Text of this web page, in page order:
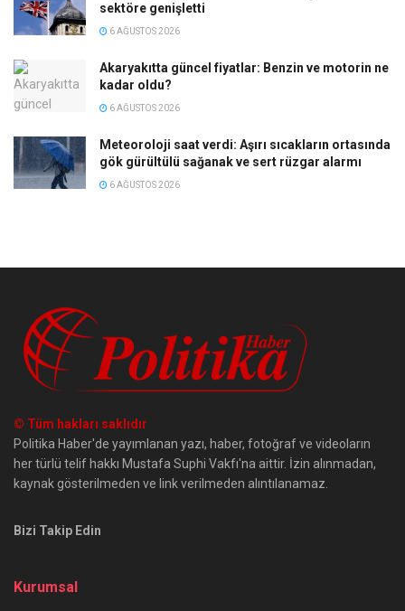
sektöre genişletti
6 AĞUSTOS 2026
Akaryakıtta güncel fiyatlar: Benzin ve motorin ne
kadar oldu?
6 AĞUSTOS 2026
Meteoroloji saat verdi: Aşırı sıcakların ortasında
gök gürültülü sağanak ve sert rüzgar alarmı
6 AĞUSTOS 2026
© Tüm hakları saklıdır
Politika Haber'de yayımlanan yazı, haber, fotoğraf ve videoların
her türlü telif hakkı Mustafa Suphi Vakfı'na aittir. İzin alınmadan,
kaynak gösterilmeden ve link verilmeden alıntılanamaz.
Bizi Takip Edin
Kurumsal